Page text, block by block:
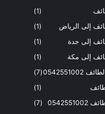
(1)
إلى الرياض
(1)
إلى جدة
(1)
إلى مكة
(1)
(7)
(1)
(7)